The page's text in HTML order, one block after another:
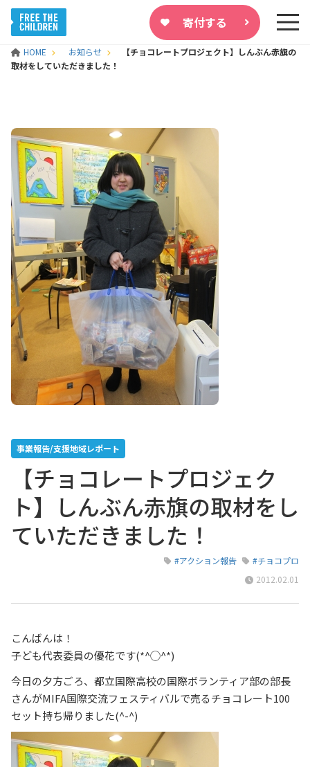
寄付する
HOME お知らせ
【チョコレートプロジェクト】しんぶん赤旗の
取材をしていただきました！
事業報告/支援地域レポート
【チョコレートプロジェク
ト】しんぶん赤旗の取材をし
ていただきました！
#アクション報告
#チョコプロ
2012.02.01
こんばんは！
子ども代表委員の優花です(*^◯^*)
今日の夕方ごろ、都立国際高校の国際ボランティア部の部長
さんがMIFA国際交流フェスティバルで売るチョコレート100
セット持ち帰りました(^-^)